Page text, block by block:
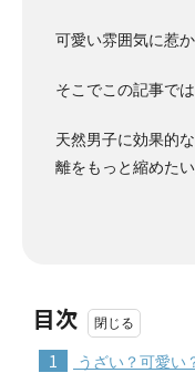
可愛い雰囲気に惹
そこでこの記事では
天然男子に効果的
離をもっと縮めた
目次
1 うざい？可愛い